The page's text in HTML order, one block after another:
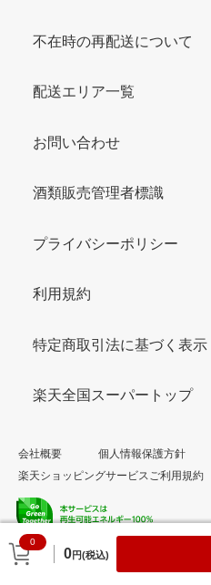
0
0円(税込)
不在時の再配送について
配送エリア一覧
お問い合わせ
酒類販売管理者標識
プライバシーポリシー
利用規約
特定商取引法に基づく表示
楽天全国スーパートップ
会社概要
個人情報保護方針
楽天ショッピングサービスご利用規約
© Rakuten Group, Inc.